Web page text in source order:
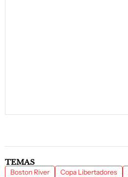
TEMAS
Boston River Copa Libertadores